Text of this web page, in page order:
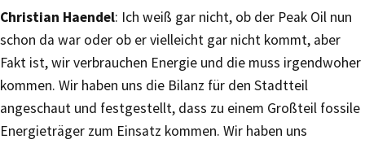
Christian Haendel: Ich weiß gar nicht, ob der Peak Oil nun
schon da war oder ob er vielleicht gar nicht kommt, aber
Fakt ist, wir verbrauchen Energie und die muss irgendwoher
kommen. Wir haben uns die Bilanz für den Stadtteil
angeschaut und festgestellt, dass zu einem Großteil fossile
Energieträger zum Einsatz kommen. Wir haben uns